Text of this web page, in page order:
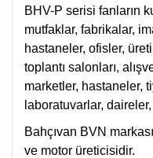
BHV-P serisi fanların
mutfaklar, fabrikalar,
hastaneler, ofisler,
toplantı salonları,
marketler, hastaneler,
laboratuvarlar,
Bahçıvan BVN
ve motor üreticisidir.